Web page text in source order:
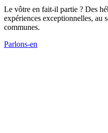
Le vôtre en fait-il partie ? Des
expériences exceptionnelles, au
communes.
Parlons-en